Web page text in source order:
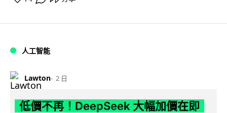
人工智能
Lawton 2 日
低價不再！DeepSeek 大幅加價在即